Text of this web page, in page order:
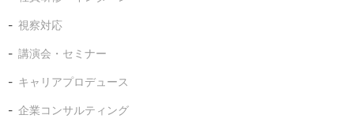
視察対応
講演会・セミナー
キャリアプロデュース
企業コンサルティング